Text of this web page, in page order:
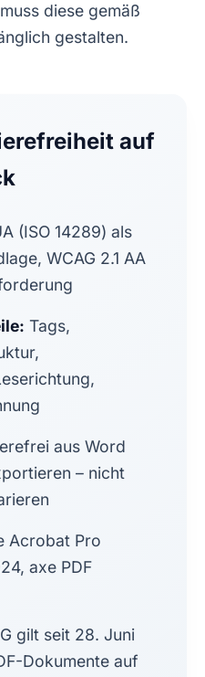
diese gemäß
gestalten.
auf
(ISO 14289) als
WCAG 2.1 AA
Tags,
aus Word
– nicht
Acrobat Pro
axe PDF
gilt seit 28. Juni
Dokumente auf